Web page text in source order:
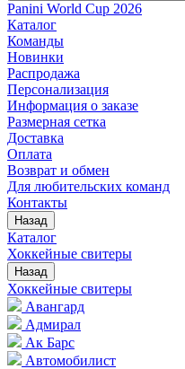
Panini World Cup 2026
Каталог
Команды
Новинки
Распродажа
Персонализация
Информация о заказе
Размерная сетка
Доставка
Оплата
Возврат и обмен
Для любительских команд
Контакты
Назад
Каталог
Хоккейные свитеры
Назад
Хоккейные свитеры
Авангард
Адмирал
Ак Барс
Автомобилист